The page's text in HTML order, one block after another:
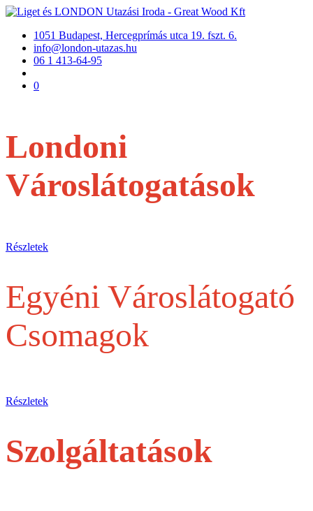
1051 Budapest, Hercegprímás utca 19. fszt. 6.
info@london-utazas.hu
06 1 413-64-95
0
Londoni
Városlátogatások
Részletek
Egyéni Városlátogató
Csomagok
Részletek
Szolgáltatások